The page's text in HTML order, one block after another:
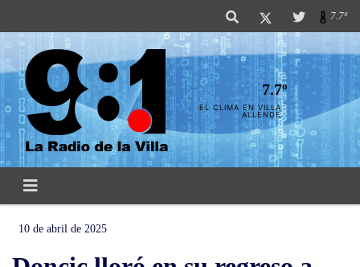
7.7º
7.7º
EL CLIMA EN VILLA
ALLENDE
10 de abril de 2025